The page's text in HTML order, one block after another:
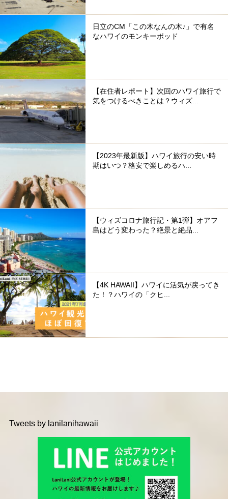
日立のCM「この木なんの木♪」で有名
なハワイのモンキーポッド
【在住者レポート】次回のハワイ旅行で
気をつけるべきことは？ウィズ...
【2023年最新版】ハワイ旅行の安い時
期はいつ？格安で楽しめるハ...
【ウィズコロナ旅行記・第1弾】オアフ
島はどう変わった？絶景と絶品...
【4K HAWAII】ハワイに活気が戻ってき
た！？ハワイの「クヒ...
Tweets by lanilanihawaii